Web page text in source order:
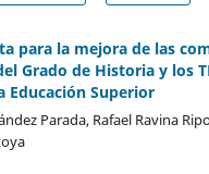
para la mejora de las
Grado de Historia y los
Educación Superior
Parada, Rafael Ravina